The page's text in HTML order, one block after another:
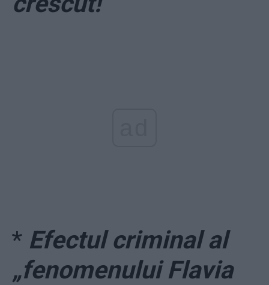
* Efectul criminal al
„fenomenului Flavia